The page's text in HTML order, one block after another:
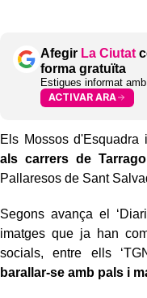
Afegir La Ciutat
forma gratuïta
Estigues informat
ACTIVAR ARA
Els Mossos d'Esquadra
als carrers de
Pallaresos de Sant
Segons avança el
imatges que ja han
socials, entre ells
barallar-se amb pals i